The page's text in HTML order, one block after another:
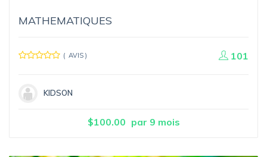
MATHEMATIQUES
( AVIS ) 101
KIDSON
$100.00 par 9 mois